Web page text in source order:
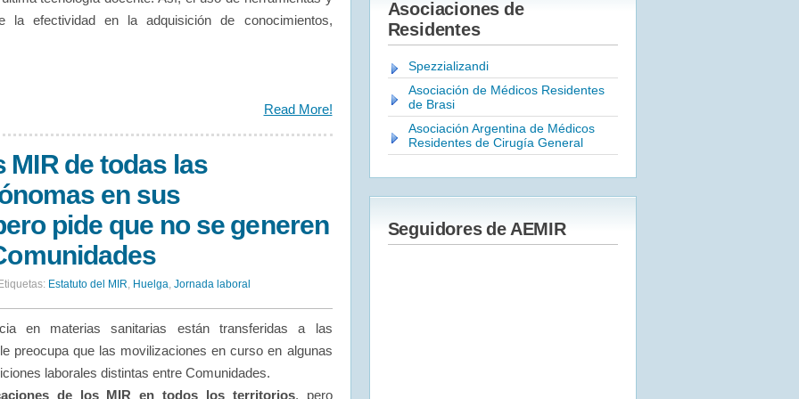
la efectividad en la adquisición de conocimientos,
Read More!
MIR de todas las
en sus
pide que no se generen
Estatuto del MIR, Huelga, Jornada laboral
en materias sanitarias están transferidas a las
preocupa que las movilizaciones en curso en algunas
laborales distintas entre Comunidades.
de los MIR en todos los territorios, pero
Asociaciones de
Residentes
Spezzializandi
Asociación de Médicos Residentes
de Brasi
Asociación Argentina de Médicos
Residentes de Cirugía General
Seguidores de AEMIR